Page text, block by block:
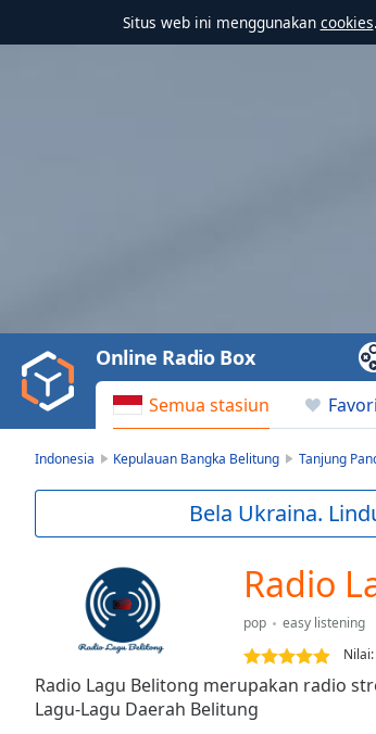
Situs web ini menggunakan cookies
Video
Play
Backward
Skip
Current
TypeLIVE
Seek to
Semua stasiun
Online Radio Box
Indonesia Kepulauan Bangka Belitung Tanjung
Bela Ukraina.
Radio
pop
easy listening
Nilai:
Radio Lagu Belitong merupakan radio
Lagu-Lagu Daerah Belitung